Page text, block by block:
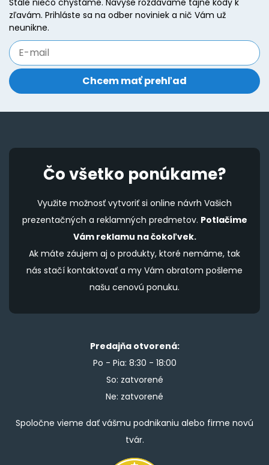
zľavám. Prihláste sa na odber noviniek a nič Vám už
neunikne.
Čo všetko ponúkame?
Využite možnosť vytvoriť si online návrh Vašich
prezentačných a reklamných predmetov. Potlačíme
Vám reklamu na čokoľvek.
Ak máte záujem aj o produkty, ktoré nemáme, tak
nás stačí kontaktovať a my Vám obratom pošleme
našu cenovú ponuku.
Predajňa otvorená:
Po - Pia: 8:30 - 18:00
So: zatvorené
Ne: zatvorené
Spoločne vieme dať vášmu podnikaniu alebo firme novú
tvár.